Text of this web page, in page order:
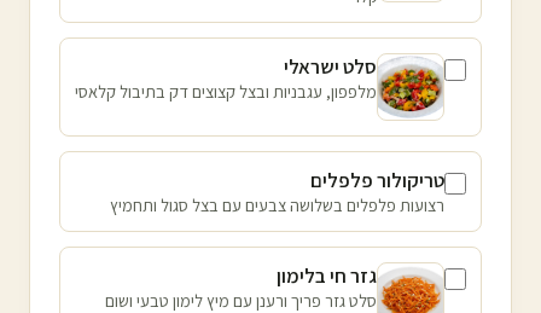
סלט ישראלי
מלפפון, עגבניות ובצל קצוצים דק בתיבול קלאסי
טריקולור פלפלים
רצועות פלפלים בשלושה צבעים עם בצל סגול ותחמיץ
גזר חי בלימון
סלט גזר פריך ורענן עם מיץ לימון טבעי ושום